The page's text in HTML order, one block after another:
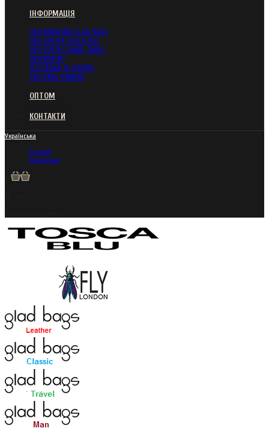
ІНФОРМАЦІЯ
ПРО МАГАЗИН GLAD BAGS
ПРО БРЕНД TOSCA BLU
ПРО БРЕНД DAVID JONES
ЯК КУПИТИ?
ДОСТАВКА ТА ОПЛАТА
СИСТЕМА ЗНИЖОК
ОПТОМ
КОНТАКТИ
Українська
Русский
Українська